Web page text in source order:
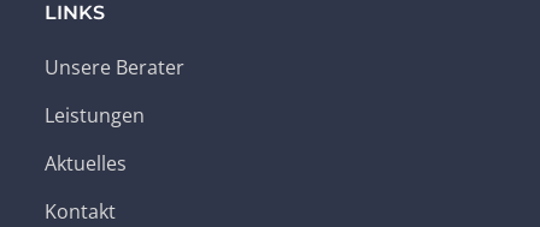
LINKS
Unsere Berater
Leistungen
Aktuelles
Kontakt